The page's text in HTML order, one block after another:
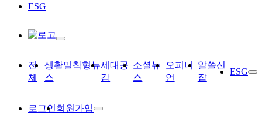
ESG
전
체
생활밀착형뉴
스
세대공
감
소셜뉴
스
오피니
언
알쓸신
잡
ESG
로그인회원가입